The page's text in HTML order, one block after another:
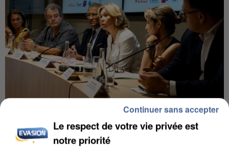
INCENDIES : L’ÎLE-DE-FRANCE LANCE UN ÉLAN
DE SOLIDARITÉ AVEC LES...
Le respect de votre vie privée est
notre priorité
Continuer sans accepter